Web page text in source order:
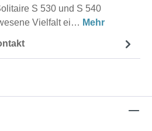
S 530 und S 540
Vielfalt ei… Mehr